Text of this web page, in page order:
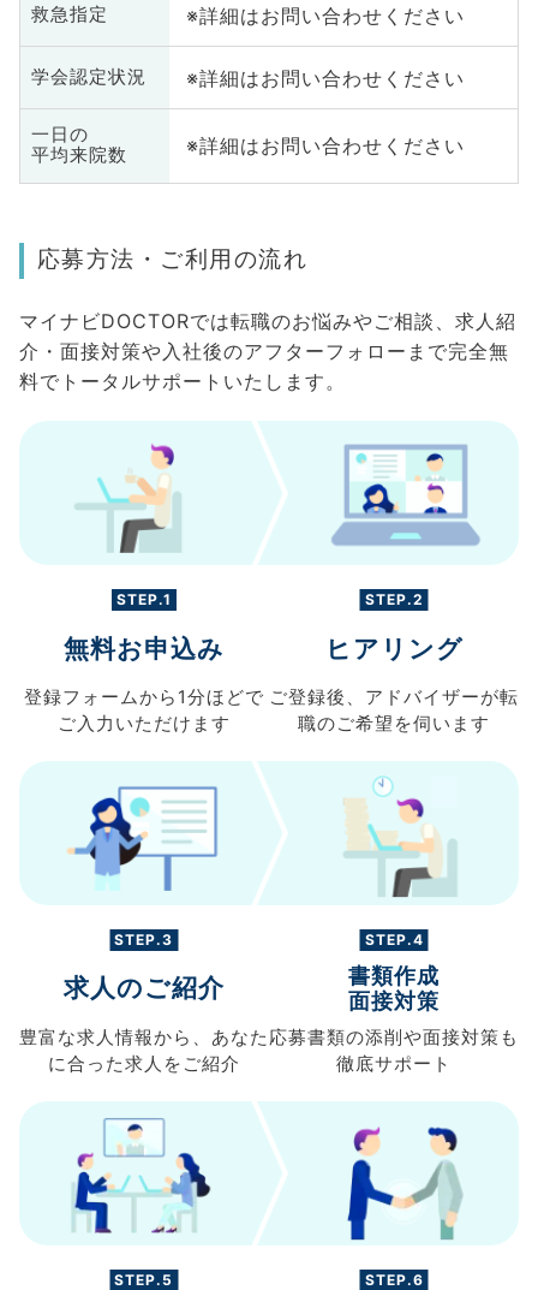
救急指定 ※詳細はお問い合わせください
学会認定状況 ※詳細はお問い合わせください
一日の
平均来院数
※詳細はお問い合わせください
応募方法・ご利用の流れ
マイナビDOCTORでは転職のお悩みやご相談、求人紹
介・面接対策や入社後のアフターフォローまで完全無
料でトータルサポートいたします。
STEP.1
無料お申込み
登録フォームから 1分ほどで
ご入力 いただけます
STEP.2
ヒアリング
ご登録後、 アドバイザーが転
職のご希望を伺います
STEP.3
求人のご紹介
豊富な求人情報から、 あなた
に合った求人を ご紹介
STEP.4
書類作成
面接対策
応募書類の添削や面接対策も
徹底サポート
STEP.5 STEP.6